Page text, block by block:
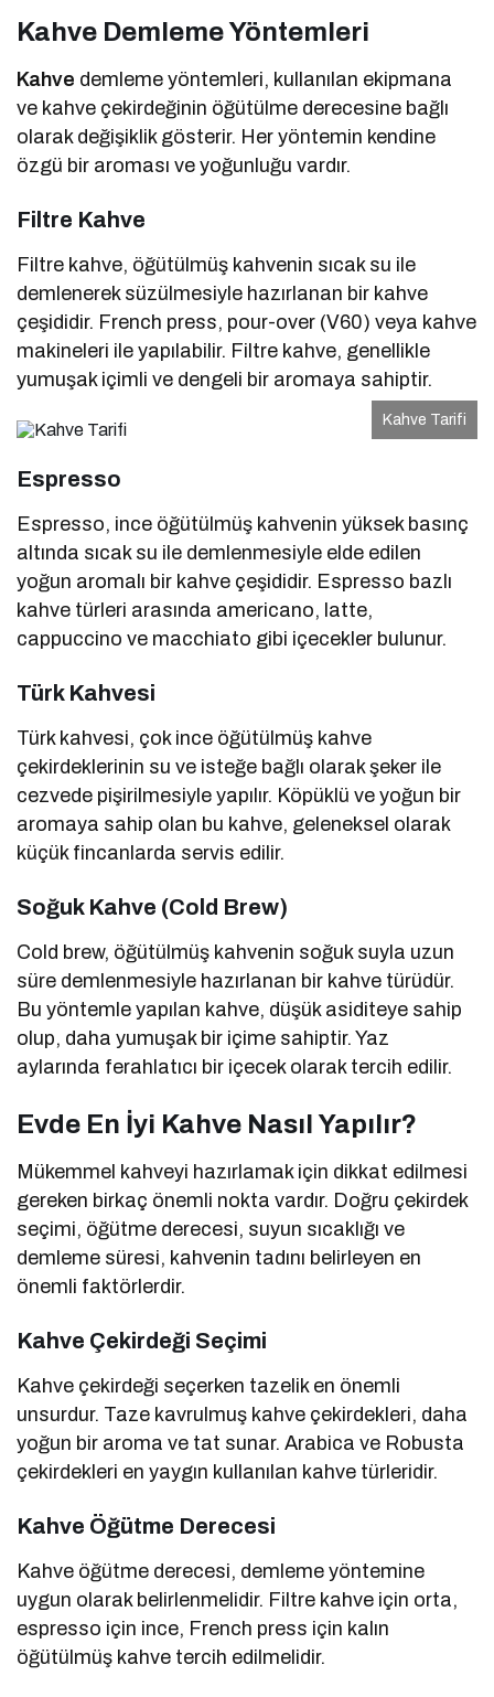
Kahve Demleme Yöntemleri
Kahve demleme yöntemleri, kullanılan ekipmana
ve kahve çekirdeğinin öğütülme derecesine bağlı
olarak değişiklik gösterir. Her yöntemin kendine
özgü bir aroması ve yoğunluğu vardır.
Filtre Kahve
Filtre kahve, öğütülmüş kahvenin sıcak su ile
demlenerek süzülmesiyle hazırlanan bir kahve
çeşididir. French press, pour-over (V60) veya kahve
makineleri ile yapılabilir. Filtre kahve, genellikle
yumuşak içimli ve dengeli bir aromaya sahiptir.
Kahve Tarifi
Espresso
Espresso, ince öğütülmüş kahvenin yüksek basınç
altında sıcak su ile demlenmesiyle elde edilen
yoğun aromalı bir kahve çeşididir. Espresso bazlı
kahve türleri arasında americano, latte,
cappuccino ve macchiato gibi içecekler bulunur.
Türk Kahvesi
Türk kahvesi, çok ince öğütülmüş kahve
çekirdeklerinin su ve isteğe bağlı olarak şeker ile
cezvede pişirilmesiyle yapılır. Köpüklü ve yoğun bir
aromaya sahip olan bu kahve, geleneksel olarak
küçük fincanlarda servis edilir.
Soğuk Kahve (Cold Brew)
Cold brew, öğütülmüş kahvenin soğuk suyla uzun
süre demlenmesiyle hazırlanan bir kahve türüdür.
Bu yöntemle yapılan kahve, düşük asiditeye sahip
olup, daha yumuşak bir içime sahiptir. Yaz
aylarında ferahlatıcı bir içecek olarak tercih edilir.
Evde En İyi Kahve Nasıl Yapılır?
Mükemmel kahveyi hazırlamak için dikkat edilmesi
gereken birkaç önemli nokta vardır. Doğru çekirdek
seçimi, öğütme derecesi, suyun sıcaklığı ve
demleme süresi, kahvenin tadını belirleyen en
önemli faktörlerdir.
Kahve Çekirdeği Seçimi
Kahve çekirdeği seçerken tazelik en önemli
unsurdur. Taze kavrulmuş kahve çekirdekleri, daha
yoğun bir aroma ve tat sunar. Arabica ve Robusta
çekirdekleri en yaygın kullanılan kahve türleridir.
Kahve Öğütme Derecesi
Kahve öğütme derecesi, demleme yöntemine
uygun olarak belirlenmelidir. Filtre kahve için orta,
espresso için ince, French press için kalın
öğütülmüş kahve tercih edilmelidir.